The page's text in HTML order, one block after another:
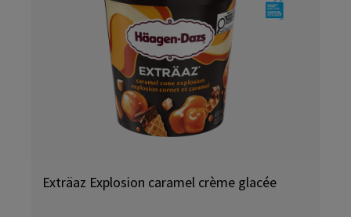
Exträaz Explosion caramel crème glacée